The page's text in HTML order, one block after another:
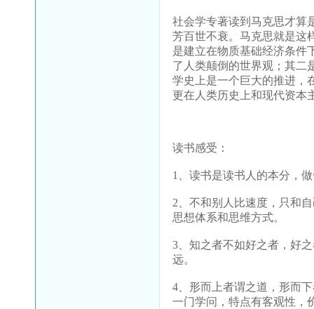
社会学专著读到马克思才算
芳百世不衰。马克思就是这
是建立在物质基础经济条件
了人类颠倒的世界观；其二
学史上是一个巨大的推进，
更在人类历史上和现代资本
读书感受：
1 、读书是读书人的本分，
2 、不和别人比速度，只和
思想体系和思维方式。
3 、知之者不如好之者，好
远。
4 、形而上者谓之道，形而
一门学问，特点有客观性，